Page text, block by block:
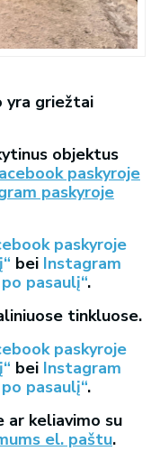
yra griežtai
objektus
paskyroje
paskyroje
paskyroje
bei Instagram
pasaulį“.
tinkluose.
paskyroje
bei Instagram
pasaulį“.
ar keliavimo su
el. paštu.